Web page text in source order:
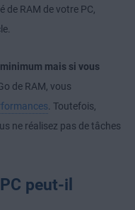
RAM de votre PC,
mais si vous
de RAM, vous
. Toutefois,
ne réalisez pas de tâches
peut-il